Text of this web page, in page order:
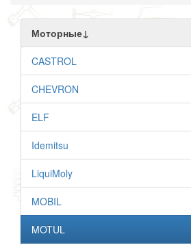
Моторные↓
CASTROL
CHEVRON
ELF
Idemitsu
LiquiMoly
MOBIL
MOTUL